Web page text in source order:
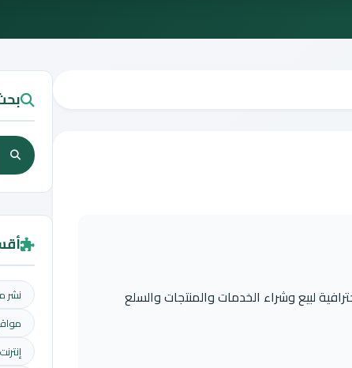
لبيع وشراء الخدمات والمنتجات والسلع
نشر